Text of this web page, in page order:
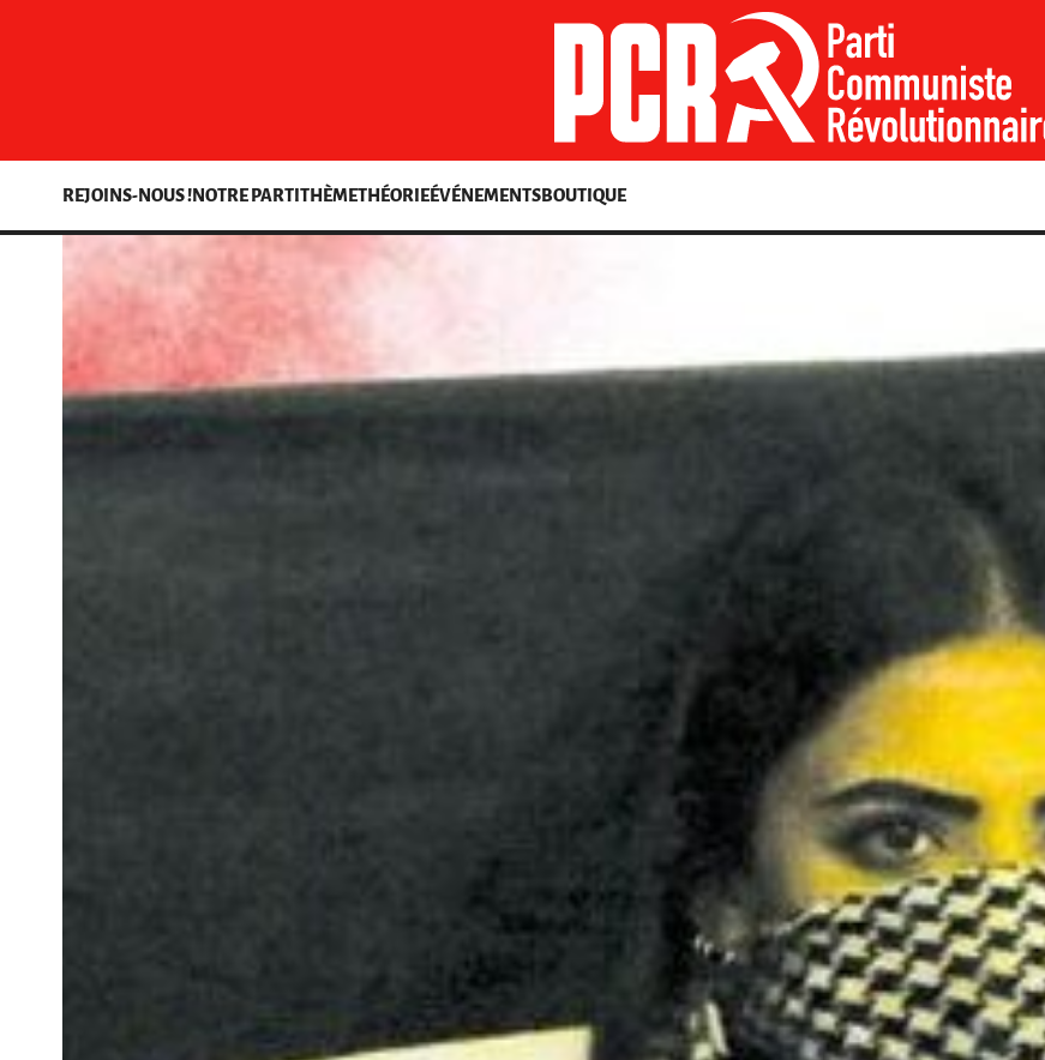
REJOINS-NOUS !NOTRE PARTITHÈMETHÉORIEÉVÉNEMENTSBOUTIQUE